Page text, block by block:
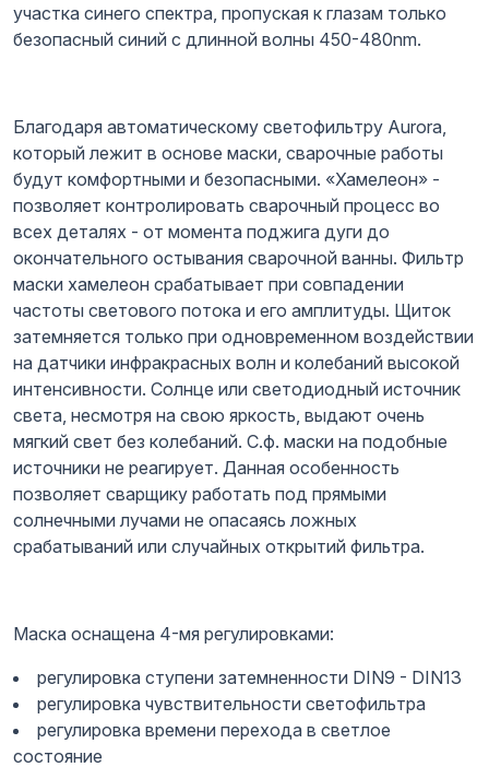
участка синего спектра, пропуская к глазам только
безопасный синий с длинной волны 450-480nm.
Благодаря автоматическому светофильтру Aurora,
который лежит в основе маски, сварочные работы
будут комфортными и безопасными. «Хамелеон» -
позволяет контролировать сварочный процесс во
всех деталях - от момента поджига дуги до
окончательного остывания сварочной ванны. Фильтр
маски хамелеон срабатывает при совпадении
частоты светового потока и его амплитуды. Щиток
затемняется только при одновременном воздействии
на датчики инфракрасных волн и колебаний высокой
интенсивности. Солнце или светодиодный источник
света, несмотря на свою яркость, выдают очень
мягкий свет без колебаний. С.ф. маски на подобные
источники не реагирует. Данная особенность
позволяет сварщику работать под прямыми
солнечными лучами не опасаясь ложных
срабатываний или случайных открытий фильтра.
Маска оснащена 4-мя регулировками:
регулировка ступени затемненности DIN9 - DIN13
регулировка чувствительности светофильтра
регулировка времени перехода в светлое
состояние